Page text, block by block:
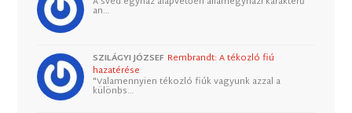
an…
SZILÁGYI JÓZSEF Rembrandt: A tékozló fiú
hazatérése
"Valamennyien tékozló fiúk vagyunk azzal a
különbs…